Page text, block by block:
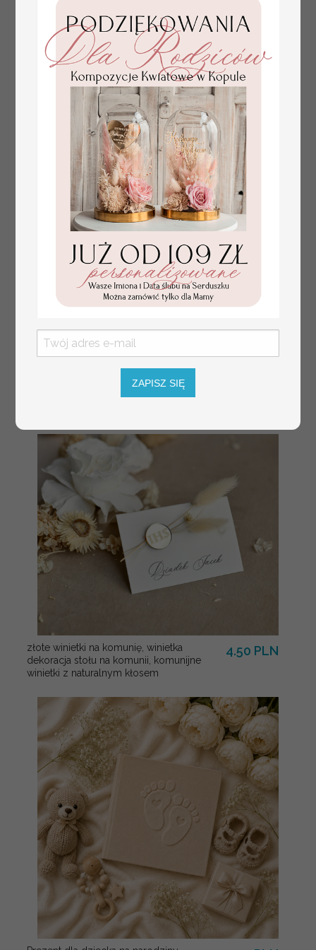
weselnych
usadzenie gości na
informacyjna dla
gości weselnych,
plan stołów na
Promocja:
100 PLN/125.00 PLN
złote winietki na komunię, winietka
dekoracja stołu na komunii, komunijne
winietki z naturalnym kłosem
4.50 PLN
ZAPISZ SIĘ